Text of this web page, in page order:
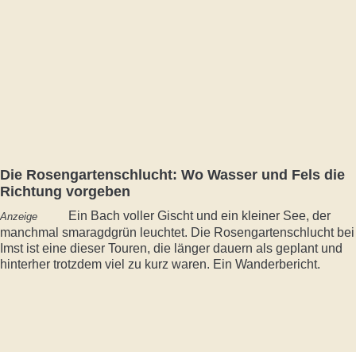
Die Rosengartenschlucht: Wo Wasser und Fels die
Richtung vorgeben
Anzeige
Ein Bach voller Gischt und ein kleiner See, der
manchmal smaragdgrün leuchtet. Die Rosengartenschlucht bei
Imst ist eine dieser Touren, die länger dauern als geplant und
hinterher trotzdem viel zu kurz waren. Ein Wanderbericht.